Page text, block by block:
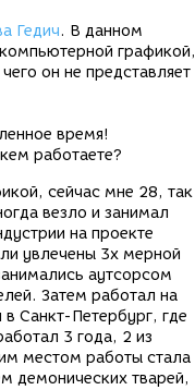
Гедич. В данном
графикой,
он не представляет
время!
работаете?
сейчас мне 28, так
везло и занимал
на проекте
увлечены 3х мерной
аутсорсом
Затем работал на
Санкт-Петербург, где
3 года, 2 из
местом работы стала
демонических тварей,